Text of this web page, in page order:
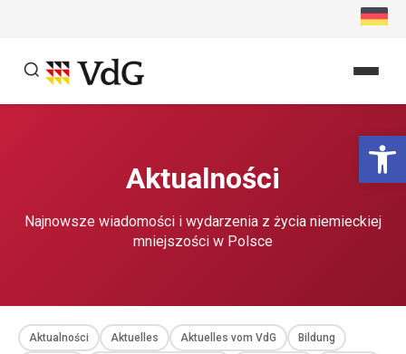
Aktualności
Najnowsze wiadomości i wydarzenia z życia niemieckiej
mniejszości w Polsce
Aktualności Aktuelles Aktuelles vom VdG Bildung